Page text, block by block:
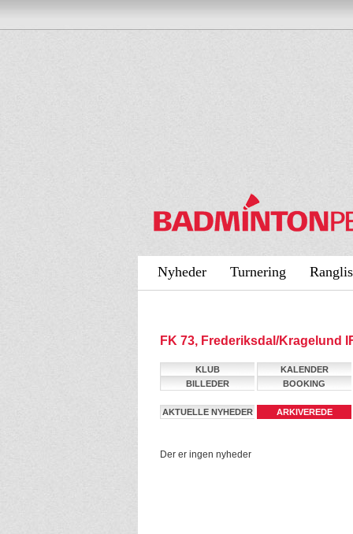
Nyheder Turnering
FK 73, Frederiksdal/Kragelund
KLUB
KALENDER
BILLEDER
BOOKING
AKTUELLE NYHEDER
ARKIVEREDE
Der er ingen nyheder